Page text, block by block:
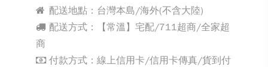
配送地點：台灣本島/海外(不含大陸)
配送方式：【常溫】宅配/711超商/全家超
商
付款方式：線上信用卡/信用卡傳真/貨到付